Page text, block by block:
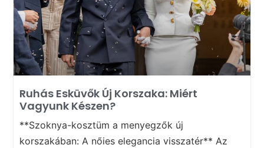
Ruhás Esküvők Új Korszaka: Miért
Vagyunk Készen?
**Szoknya-kosztüm a menyegzők új
korszakában: A nőies elegancia visszatér** Az